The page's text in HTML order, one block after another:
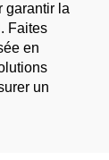
garantir la
Faites
en
un